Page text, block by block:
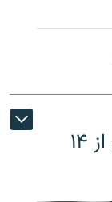
خسرو بشارت، زندانی کُرد، پس از ۱۴